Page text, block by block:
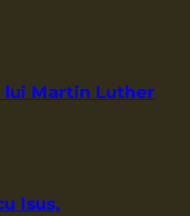
lui Martin Luther
Isus,